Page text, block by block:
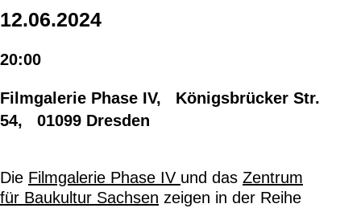
12.06.2024
20:00
Filmgalerie Phase IV, Königsbrücker Str.
54, 01099 Dresden
Die Filmgalerie Phase IV und das Zentrum
für Baukultur Sachsen zeigen in der Reihe